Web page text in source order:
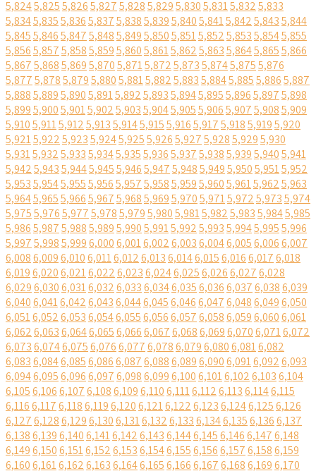
5,8245,8255,8265,8275,8285,8295,8305,8315,8325,833
5,8345,8355,8365,8375,8385,8395,8405,8415,8425,8435,844
5,8455,8465,8475,8485,8495,8505,8515,8525,8535,8545,855
5,8565,8575,8585,8595,8605,8615,8625,8635,8645,8655,866
5,8675,8685,8695,8705,8715,8725,8735,8745,8755,876
5,8775,8785,8795,8805,8815,8825,8835,8845,8855,8865,887
5,8885,8895,8905,8915,8925,8935,8945,8955,8965,8975,898
5,8995,9005,9015,9025,9035,9045,9055,9065,9075,9085,909
5,9105,9115,9125,9135,9145,9155,9165,9175,9185,9195,920
5,9215,9225,9235,9245,9255,9265,9275,9285,9295,930
5,9315,9325,9335,9345,9355,9365,9375,9385,9395,9405,941
5,9425,9435,9445,9455,9465,9475,9485,9495,9505,9515,952
5,9535,9545,9555,9565,9575,9585,9595,9605,9615,9625,963
5,9645,9655,9665,9675,9685,9695,9705,9715,9725,9735,974
5,9755,9765,9775,9785,9795,9805,9815,9825,9835,9845,985
5,9865,9875,9885,9895,9905,9915,9925,9935,9945,9955,996
5,9975,9985,9996,0006,0016,0026,0036,0046,0056,0066,007
6,0086,0096,0106,0116,0126,0136,0146,0156,0166,0176,018
6,0196,0206,0216,0226,0236,0246,0256,0266,0276,028
6,0296,0306,0316,0326,0336,0346,0356,0366,0376,0386,039
6,0406,0416,0426,0436,0446,0456,0466,0476,0486,0496,050
6,0516,0526,0536,0546,0556,0566,0576,0586,0596,0606,061
6,0626,0636,0646,0656,0666,0676,0686,0696,0706,0716,072
6,0736,0746,0756,0766,0776,0786,0796,0806,0816,082
6,0836,0846,0856,0866,0876,0886,0896,0906,0916,0926,093
6,0946,0956,0966,0976,0986,0996,1006,1016,1026,1036,104
6,1056,1066,1076,1086,1096,1106,1116,1126,1136,1146,115
6,1166,1176,1186,1196,1206,1216,1226,1236,1246,1256,126
6,1276,1286,1296,1306,1316,1326,1336,1346,1356,1366,137
6,1386,1396,1406,1416,1426,1436,1446,1456,1466,1476,148
6,1496,1506,1516,1526,1536,1546,1556,1566,1576,1586,159
6,1606,1616,1626,1636,1646,1656,1666,1676,1686,1696,170